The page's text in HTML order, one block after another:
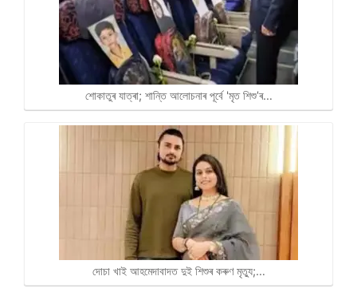
শোকাতুৰ যাত্ৰা; শান্তি আলোচনাৰ পূৰ্বে 'মৃত শিশু’ৰ…
দোচা খাই আহমেদাবাদত দুই শিশুৰ কৰুণ মৃত্যু;…